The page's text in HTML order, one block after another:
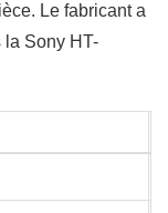
Le fabricant a
la Sony HT-